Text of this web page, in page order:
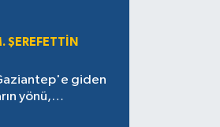
ŞEREFETTIN
giden
yönü,